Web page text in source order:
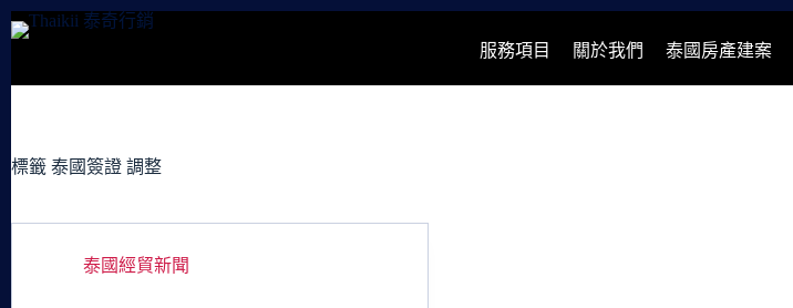
跳
容
服務項目 關於我們 泰國房產建案
標籤 泰國簽證 調整
泰國經貿新聞